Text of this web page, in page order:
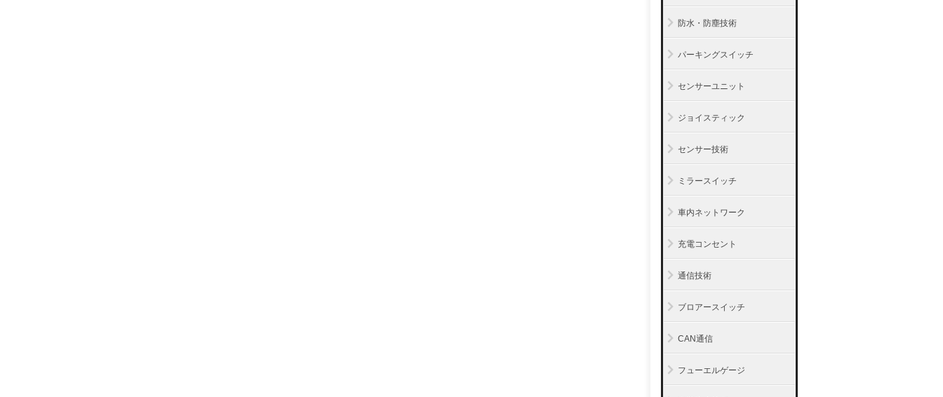
防水・防塵技術
パーキングスイッチ
センサーユニット
ジョイスティック
センサー技術
ミラースイッチ
車内ネットワーク
充電コンセント
通信技術
ブロアースイッチ
CAN通信
フューエルゲージ